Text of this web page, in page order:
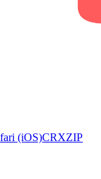
(iOS)CRXZIP